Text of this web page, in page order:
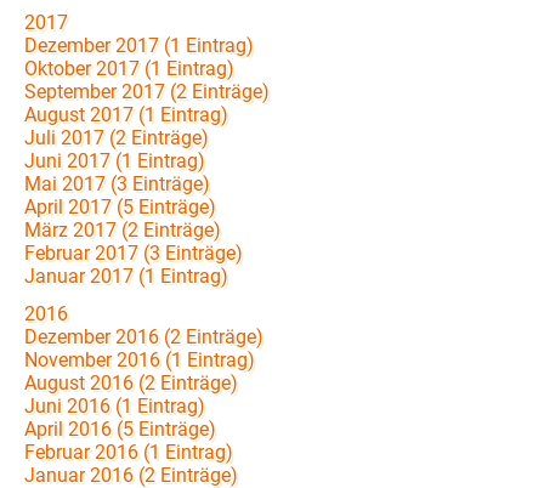
2017
Dezember 2017 (1 Eintrag)
Oktober 2017 (1 Eintrag)
September 2017 (2 Einträge)
August 2017 (1 Eintrag)
Juli 2017 (2 Einträge)
Juni 2017 (1 Eintrag)
Mai 2017 (3 Einträge)
April 2017 (5 Einträge)
März 2017 (2 Einträge)
Februar 2017 (3 Einträge)
Januar 2017 (1 Eintrag)
2016
Dezember 2016 (2 Einträge)
November 2016 (1 Eintrag)
August 2016 (2 Einträge)
Juni 2016 (1 Eintrag)
April 2016 (5 Einträge)
Februar 2016 (1 Eintrag)
Januar 2016 (2 Einträge)